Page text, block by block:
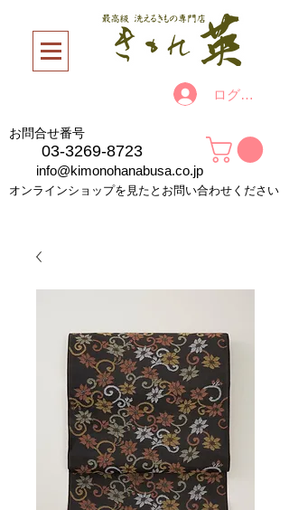
ログイン
お問合せ番号
03-3269-8723
info@kimonohanabusa.co.jp
オンラインショップを見たとお問い合わせください